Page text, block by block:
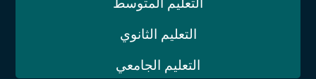
التعليم الثانوي
التعليم الجامعي